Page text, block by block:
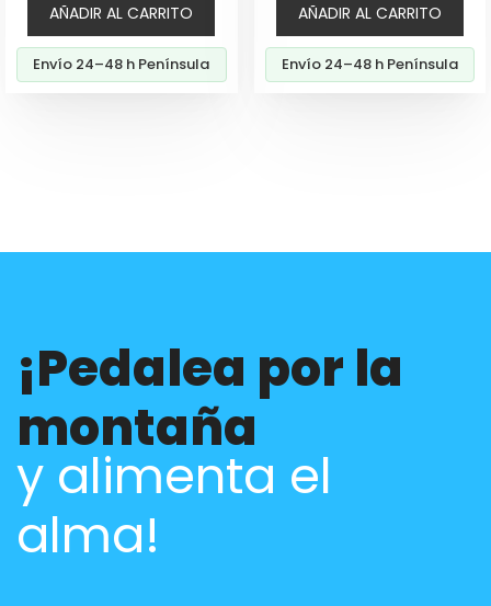
AÑADIR AL CARRITO
Envío 24–48 h Península
AÑADIR AL CARRITO
Envío 24–48 h Península
¡Pedalea por la
montaña
y alimenta el
alma!